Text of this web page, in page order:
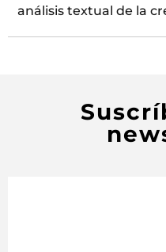
análisis textual de la